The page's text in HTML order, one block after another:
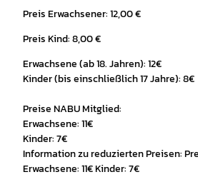
Preis Erwachsener: 12,00 €
Preis Kind: 8,00 €
Erwachsene (ab 18. Jahren): 12€
Kinder (bis einschließlich 17 Jahre): 8€
Preise NABU Mitglied:
Erwachsene: 11€
Kinder: 7€
Information zu reduzierten Preisen:
Erwachsene: 11€ Kinder: 7€